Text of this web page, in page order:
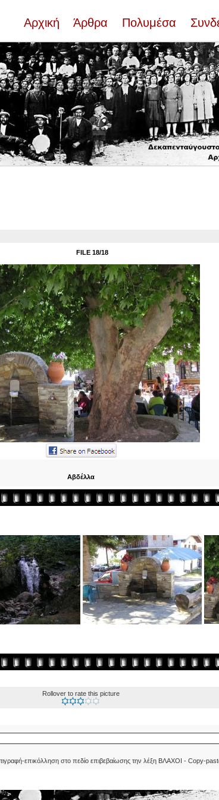
Αρχική Άρθρα Πολυμέσα
FILE 18/18
Αβδέλλα
Rollover to rate this picture
επικόλληση στο πεδίο επιβεβαίωσης την λέξη ΒΛΑΧΟΙ - Copy-